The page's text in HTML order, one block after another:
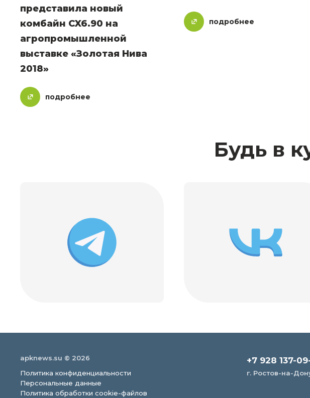
представила новый
комбайн CX6.90 на
агропромышленной
выставке «Золотая Нива
2018»
подробнее
подробнее
Будь в
apknews.su © 2026
Политика конфиденциальности
Персональные данные
Политика обработки cookie-файлов
+7 928 137-
г. Ростов-на-